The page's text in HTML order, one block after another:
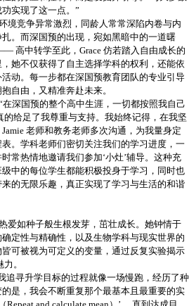
实现了这一点。”
境竞争异常激烈，同龄人常常深陷内卷与内
。而深国预的出现，宛如黑暗中的一道曙
高中转学至此，Grace 仿若踏入自由成长的
她不仅获得了自主选择学科的权利，还能依
动。每一步都在深国预教育团队的专业引导
自由，又精准奔赴未来。
在深国预的整个高中生涯，一切都按照我自己
给足了我尊重与支持。我始终记得，在我坚
老师和教务老师多次沟通，为我量身定
。学科老师们密切关注我们的学习进度，一
常热情地邀请我们参加‘小灶’辅导。这种充
中的每位学生都能积极投身于学习，同时也
的无限乐趣，真正实现了学习与生活的和谐
爱如种子般生根发芽，茁壮成长。她钟情于
定性与精确性，以及生物学科与现实世界的
可被视为可定义的变量，通过反复实验揭示
。
追寻升学目标的过程就像一场慢跑，经历了种
是，我会不断重复那个最基本且最重要的实